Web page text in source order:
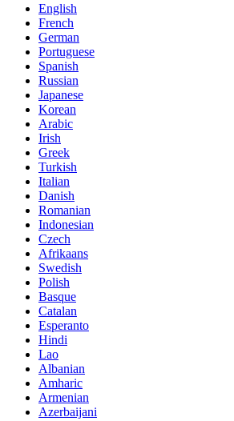
English
French
German
Portuguese
Spanish
Russian
Japanese
Korean
Arabic
Irish
Greek
Turkish
Italian
Danish
Romanian
Indonesian
Czech
Afrikaans
Swedish
Polish
Basque
Catalan
Esperanto
Hindi
Lao
Albanian
Amharic
Armenian
Azerbaijani